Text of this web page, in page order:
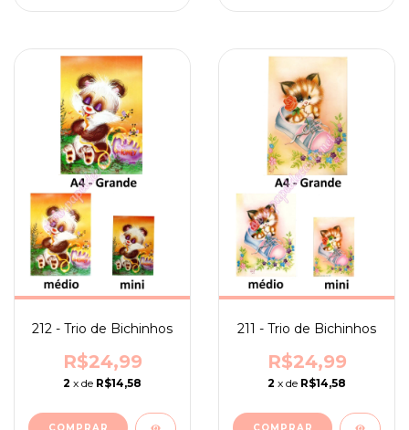
212 - Trio de Bichinhos
R$24,99
2 x de R$14,58
211 - Trio de Bichinhos
R$24,99
2 x de R$14,58